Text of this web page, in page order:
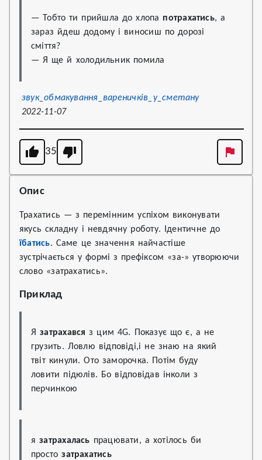
— Тобто ти прийшла до хлопа потрахатись, а
зараз йдеш додому і виносиш по дорозі
сміття?
— Я ще й холодильник помила
звук_обмакування_вареничків_у_сметану
2022-11-07
35
Опис
Трахатись — з перемінним успіхом виконувати
якусь складну і невдячну роботу. Ідентичне до
їбатись. Саме це значення найчастіше
зустрічається у формі з префіксом «за-» утворюючи
слово «затрахатись».
Приклад
Я затрахався з цим 4G. Показує що є, а не
грузить. Ловлю відповіді,і не знаю на який
твіт кинули. Ото заморочка. Потім буду
ловити підюлів. Бо відповідав інколи з
перчинкою
я затрахалась працювати, а хотілось би
просто затрахатись